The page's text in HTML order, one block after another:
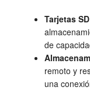
Tarjetas
de
remoto y
una